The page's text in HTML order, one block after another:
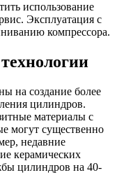
использование
Эксплуатация с
компрессора.
на создание более
цилиндров.
материалы с
могут существенно
недавние
керамических
цилиндров на 40-